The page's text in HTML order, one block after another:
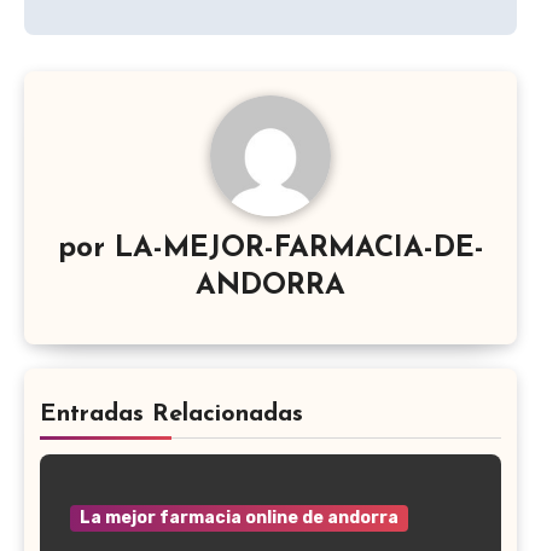
por LA-MEJOR-FARMACIA-DE-
ANDORRA
Entradas Relacionadas
La mejor farmacia online de andorra